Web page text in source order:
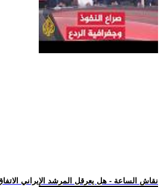
.. نقاش الساعة - هل يعرقل المرشد الإيراني